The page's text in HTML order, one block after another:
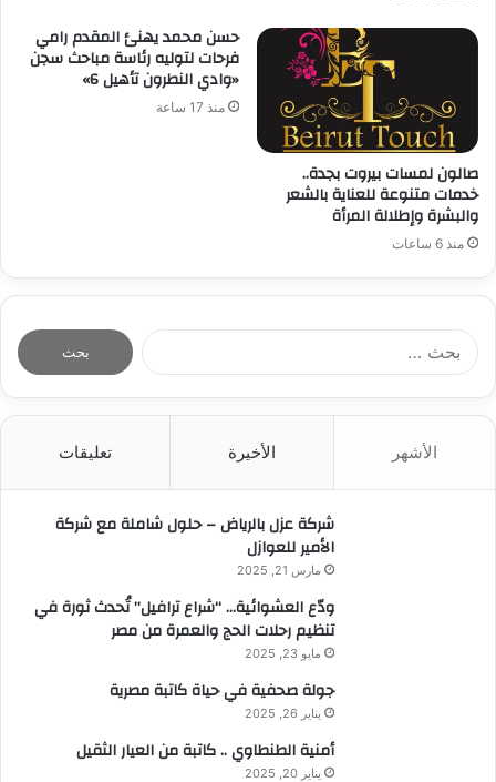
صالون لمسات بيروت بجدة..
خدمات متنوعة للعناية بالشعر
والبشرة وإطلالة المرأة
منذ 6 ساعات
حسن محمد يهنئ المقدم رامي
فرحات لتوليه رئاسة مباحث سجن
«وادي النطرون تأهيل 6»
منذ 17 ساعة
الأشهر الأخيرة تعليقات
شركة عزل بالرياض – حلول شاملة مع شركة
الأمير للعوازل
مارس 21, 2025
ودّع العشوائية… “شراع ترافيل” تُحدث ثورة في
تنظيم رحلات الحج والعمرة من مصر
مايو 23, 2025
جولة صحفية في حياة كاتبة مصرية
يناير 26, 2025
أمنية الطنطاوي .. كاتبة من العيار الثقيل
يناير 20, 2025